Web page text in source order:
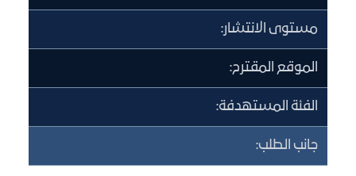
مستوى الانتشار:
الموقع المقترح:
الفئة المستهدفة:
جانب الطلب: